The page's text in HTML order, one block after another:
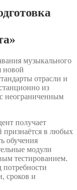
музыкального
новой
отрасли и
из
неограниченным
получает
признаётся в любых
обучения
модули
тестированием.
сроков и